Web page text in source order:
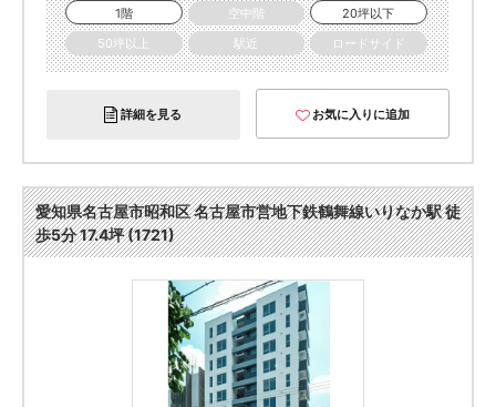
1階
空中階
20坪以下
50坪以上
駅近 ロードサイド
詳細を見る お気に入りに追加
愛知県名古屋市昭和区 名古屋市営地下鉄鶴舞線いりなか駅 徒
歩5分 17.4坪 (1721)